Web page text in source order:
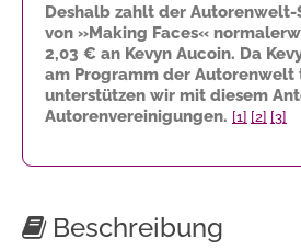
Deshalb zahlt der Autorenwelt-
von »Making Faces«
2,03 € an Kevyn Aucoin. Da
am Programm der Autorenwelt
unterstützen wir mit diesem
Autorenvereinigungen. [1] [2] [3]
Beschreibung